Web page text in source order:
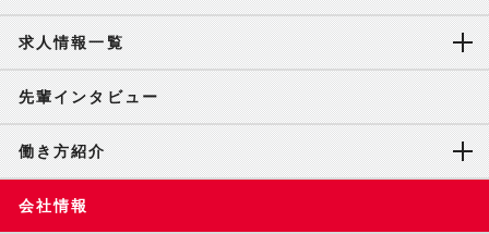
求人情報一覧
先輩インタビュー
働き方紹介
会社情報